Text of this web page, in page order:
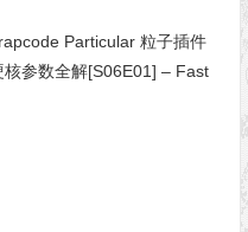
Particular 粒子插件
核参数全解[S06E01] – Fast